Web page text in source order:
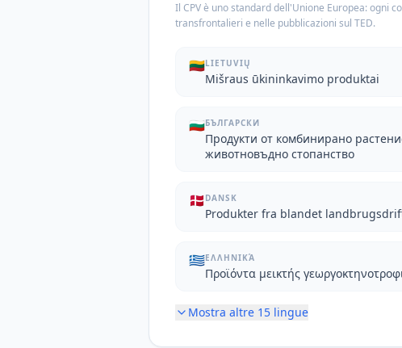
Il CPV è uno standard dell'Unione Europea: ogni
transfrontalieri e nelle pubblicazioni sul TED.
🇱🇹LIETUVIŲ
Mišraus ūkininkavimo produktai
🇧🇬БЪЛГАРСКИ
Продукти от комбинирано
животновъдно стопанство
🇩🇰 DANSK
Produkter fra blandet
🇬🇷ΕΛΛΗΝΙΚΆ
Προϊόντα μεικτής
Mostra altre 15 lingue